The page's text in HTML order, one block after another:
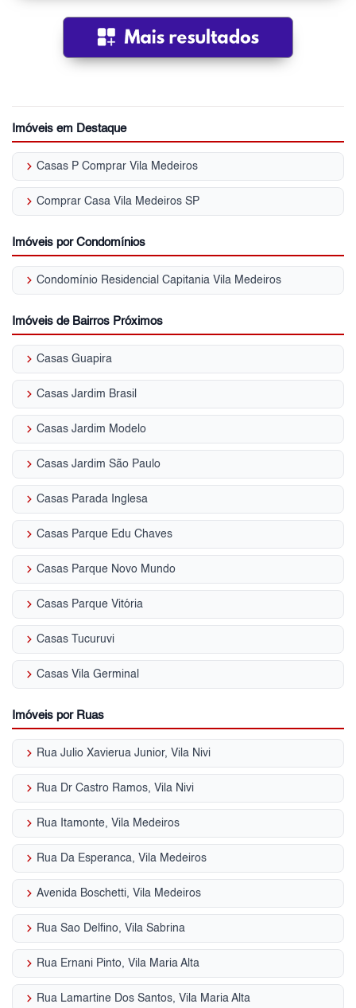
Imóveis em Destaque
keyboard_arrow_right Casas P Comprar Vila Medeiros
keyboard_arrow_right Comprar Casa Vila Medeiros SP
Imóveis por Condomínios
keyboard_arrow_right Condomínio Residencial Capitania Vila Medeiros
Imóveis de Bairros Próximos
keyboard_arrow_right Casas Guapira
keyboard_arrow_right Casas Jardim Brasil
keyboard_arrow_right Casas Jardim Modelo
keyboard_arrow_right Casas Jardim São Paulo
keyboard_arrow_right Casas Parada Inglesa
keyboard_arrow_right Casas Parque Edu Chaves
keyboard_arrow_right Casas Parque Novo Mundo
keyboard_arrow_right Casas Parque Vitória
keyboard_arrow_right Casas Tucuruvi
keyboard_arrow_right Casas Vila Germinal
Imóveis por Ruas
keyboard_arrow_right Rua Julio Xavierua Junior, Vila Nivi
keyboard_arrow_right Rua Dr Castro Ramos, Vila Nivi
keyboard_arrow_right Rua Itamonte, Vila Medeiros
keyboard_arrow_right Rua Da Esperanca, Vila Medeiros
keyboard_arrow_right Avenida Boschetti, Vila Medeiros
keyboard_arrow_right Rua Sao Delfino, Vila Sabrina
keyboard_arrow_right Rua Ernani Pinto, Vila Maria Alta
keyboard_arrow_right Rua Lamartine Dos Santos, Vila Maria Alta